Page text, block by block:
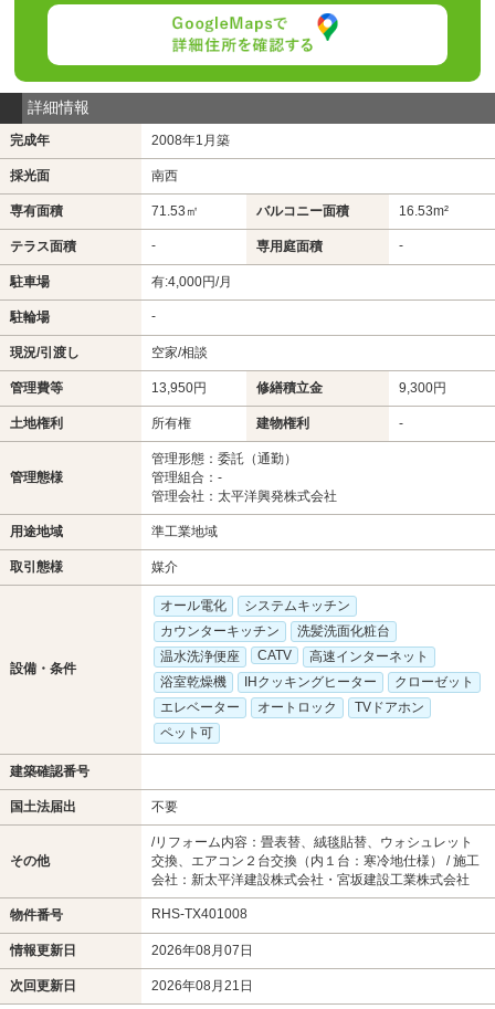
詳細情報
完成年 2008年1月築
採光面 南西
専有面積 71.53㎡ バルコニー面積 16.53m²
テラス面積 - 専用庭面積 -
駐車場 有:4,000円/月
駐輪場 -
現況/引渡し 空家/相談
管理費等 13,950円 修繕積立金 9,300円
土地権利 所有権 建物権利 -
管理態様
管理形態：委託（通勤）
管理組合：-
管理会社：太平洋興発株式会社
用途地域 準工業地域
取引態様 媒介
設備・条件
オール電化
システムキッチン
カウンターキッチン
洗髪洗面化粧台
温水洗浄便座
CATV
高速インターネット
浴室乾燥機
IHクッキングヒーター
クローゼット
エレベーター
オートロック
TVドアホン
ペット可
建築確認番号
国土法届出 不要
その他
/リフォーム内容：畳表替、絨毯貼替、ウォシュレット
交換、エアコン２台交換（内１台：寒冷地仕様） / 施工
会社：新太平洋建設株式会社・宮坂建設工業株式会社
物件番号 RHS-TX401008
情報更新日 2026年08月07日
次回更新日 2026年08月21日